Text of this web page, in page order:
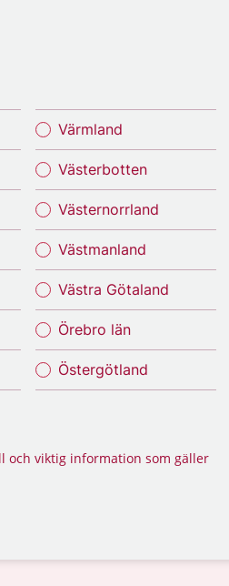
Värmland
Västerbotten
Västernorrland
Västmanland
Västra Götaland
Örebro län
Östergötland
och viktig information som gäller